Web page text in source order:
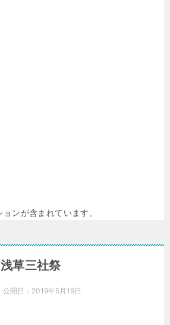
ンが含まれています。
草三社祭
公開日： 2019年5月19日